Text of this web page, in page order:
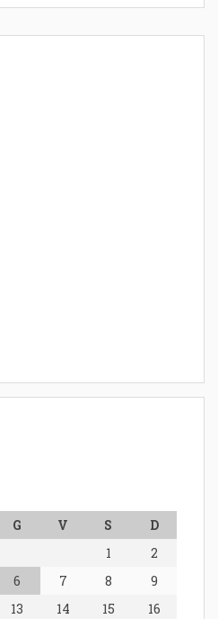
G V S
D
1
2
6 7 8
9
13 14 15
16